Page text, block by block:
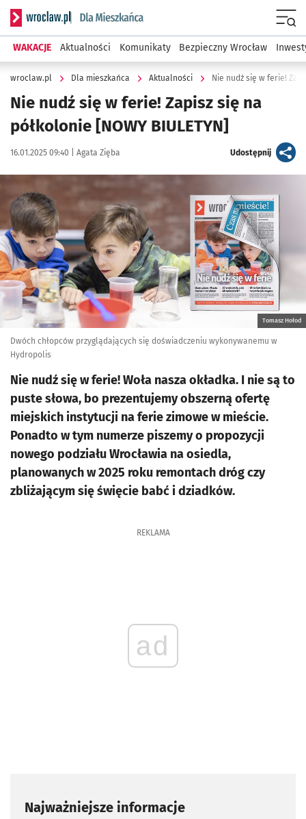
Serwis informacyjny wroclaw.pl podserwis: Dla mieszkańca
WAKACJE Aktualności Komunikaty Bezpieczny Wrocław
wroclaw.pl Dla mieszkańca Aktualności Nie nudź się w ferie!
Nie nudź się w ferie! Zapisz się na
półkolonie [NOWY BIULETYN]
Data publikacji:
16.01.2025 09:40 | Autor:
Agata Zięba Udostępnijartykuł
Kliknij, aby powiększyć
Tomasz Hołod
Dwóch chłopców przyglądających się doświadczeniu wykonywanemu w
Hydropolis
Nie nudź się w ferie! Woła nasza okładka. I nie są to
puste słowa, bo prezentujemy obszerną ofertę
miejskich instytucji na ferie zimowe w mieście.
Ponadto w tym numerze piszemy o propozycji
nowego podziału Wrocławia na osiedla,
planowanych w 2025 roku remontach dróg czy
zbliżającym się święcie babć i dziadków.
REKLAMA
ad
Najważniejsze informacje